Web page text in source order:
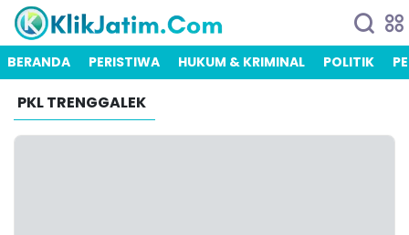
BERANDA PERISTIWA HUKUM & KRIMINAL POLITIK
PKL TRENGGALEK